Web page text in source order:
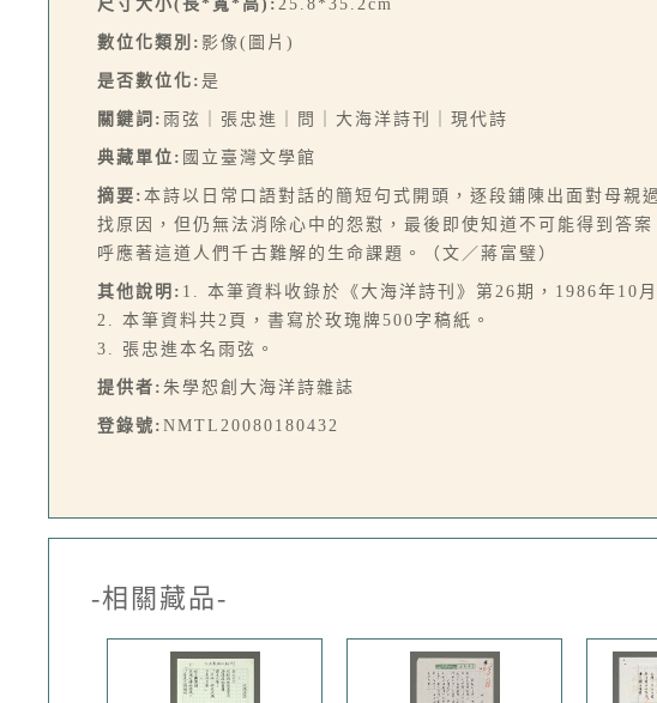
尺寸大小(長*寬*高): 25.8*35.2cm
數位化類別: 影像(圖片)
是否數位化: 是
關鍵詞: 雨弦｜張忠進｜問｜大海洋詩刊｜現代詩
典藏單位: 國立臺灣文學館
摘要: 本詩以日常口語對話的簡短句式開頭，逐段鋪陳出面對母
找原因，但仍無法消除心中的怨懟，最後即使知道不可能得到
呼應著這道人們千古難解的生命課題。（文／蔣富璧）
其他說明: 1. 本筆資料收錄於《大海洋詩刊》第26期，1986年10月
2. 本筆資料共2頁，書寫於玫瑰牌500字稿紙。
3. 張忠進本名雨弦。
提供者: 朱學恕創大海洋詩雜誌
登錄號: NMTL20080180432
-相關藏品-